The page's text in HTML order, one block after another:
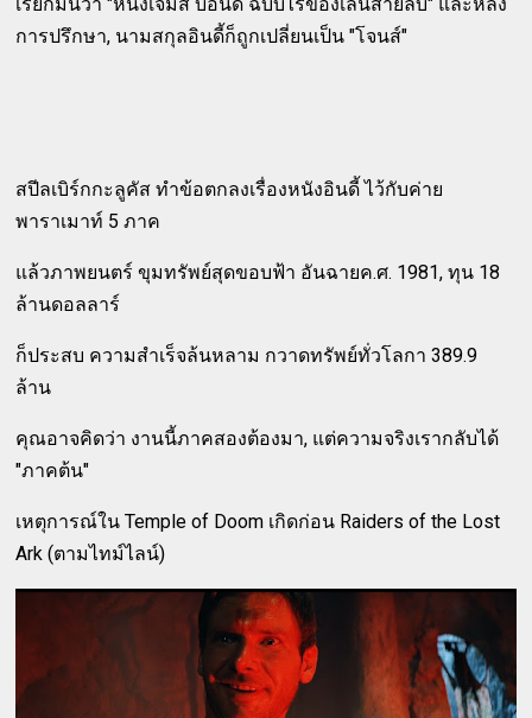
การปรึกษา, นามสกุลอินดี้ก็ถูกเปลี่ยนเป็น "โจนส์"
สปีลเบิร์กกะลูคัส ทำข้อตกลงเรื่องหนังอินดี้ ไว้กับค่าย
พาราเมาท์ 5 ภาค
แล้วภาพยนตร์ ขุมทรัพย์สุดขอบฟ้า อันฉายค.ศ. 1981, ทุน 18
ล้านดอลลาร์
ก็ประสบ ความสำเร็จล้นหลาม กวาดทรัพย์ทั่วโลกา 389.9
ล้าน
คุณอาจคิดว่า งานนี้ภาคสองต้องมา, แต่ความจริงเรากลับได้
"ภาคต้น"
เหตุการณ์ใน Temple of Doom เกิดก่อน Raiders of the Lost
Ark (ตามไทม์ไลน์)